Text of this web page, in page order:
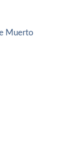
Muerto